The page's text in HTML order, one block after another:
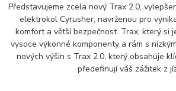
Představujeme zcela nový Trax 2.0,
elektrokol Cyrusher, navrženou pro
komfort a větší bezpečnost. Trax, který si
vysoce výkonné komponenty a rám s
nových výšin s Trax 2.0, který obsahuje
předefinují váš zážitek z